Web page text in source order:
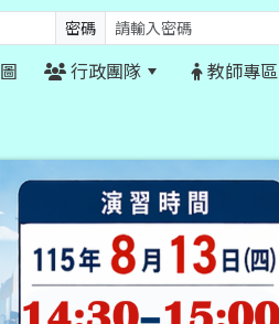
密碼
行政團隊
教師專區